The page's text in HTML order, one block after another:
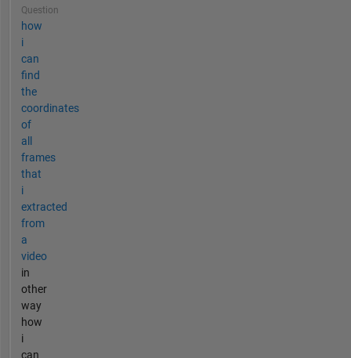
Question
how
i
can
find
the
coordinates
of
all
frames
that
i
extracted
from
a
video
in
other
way
how
i
can